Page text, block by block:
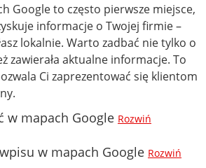
Google to często pierwsze miejsce,
informacje o Twojej firmie –
lokalnie. Warto zadbać nie tylko o
zawierała aktualne informacje. To
Ci zaprezentować się klientom
w mapach Google Rozwiń
w mapach Google Rozwiń